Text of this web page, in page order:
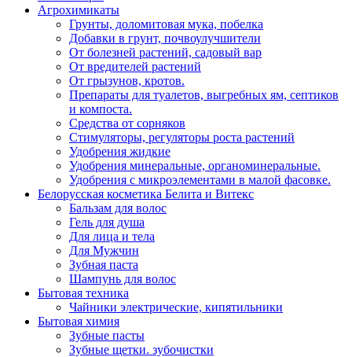
Агрохимикаты
Грунты, доломитовая мука, побелка
Добавки в грунт, почвоулучшители
От болезней растений, садовый вар
От вредителей растений
От грызунов, кротов.
Препараты для туалетов, выгребных ям, септиков
и компоста.
Средства от сорняков
Стимуляторы, регуляторы роста растений
Удобрения жидкие
Удобрения минеральные, органоминеральные.
Удобрения с микроэлементами в малой фасовке.
Белорусская косметика Белита и Витекс
Бальзам для волос
Гель для душа
Для лица и тела
Для Мужчин
Зубная паста
Шампунь для волос
Бытовая техника
Чайники электрические, кипятильники
Бытовая химия
Зубные пасты
Зубные щетки. зубочистки